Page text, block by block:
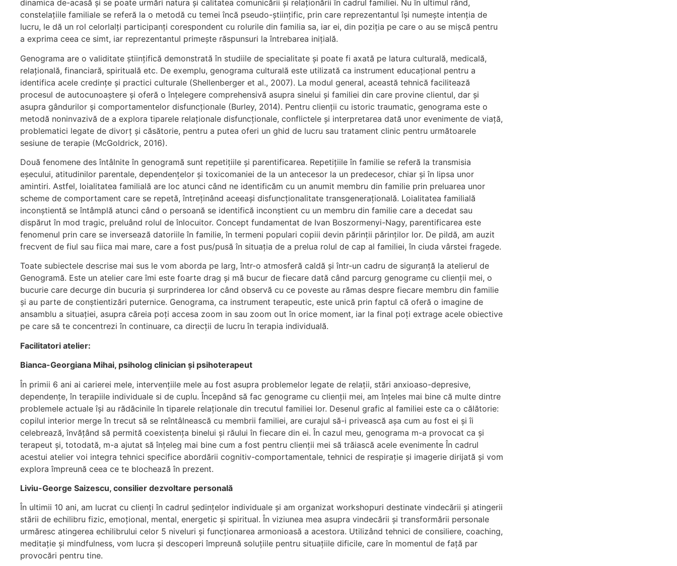
dinamica de-acasă și se poate urmări natura și calitatea comunicării și relaționării în cadrul familiei. Nu în ultimul rând,
constelațiile familiale se referă la o metodă cu temei încă pseudo-științific, prin care reprezentantul își numește intenția de
lucru, le dă un rol celorlalți participanți corespondent cu rolurile din familia sa, iar ei, din poziția pe care o au se mișcă pentru
a exprima ceea ce simt, iar reprezentantul primește răspunsuri la întrebarea inițială.
Genograma are o validitate științifică demonstrată în studiile de specialitate și poate fi axată pe latura culturală, medicală,
relațională, financiară, spirituală etc. De exemplu, genograma culturală este utilizată ca instrument educațional pentru a
identifica acele credințe și practici culturale (Shellenberger et al., 2007). La modul general, această tehnică facilitează
procesul de autocunoaștere și oferă o înțelegere comprehensivă asupra sinelui și familiei din care provine clientul, dar și
asupra gândurilor și comportamentelor disfuncționale (Burley, 2014). Pentru clienții cu istoric traumatic, genograma este o
metodă noninvazivă de a explora tiparele relaționale disfuncționale, conflictele și interpretarea dată unor evenimente de viață,
problematici legate de divorț și căsătorie, pentru a putea oferi un ghid de lucru sau tratament clinic pentru următoarele
sesiune de terapie (McGoldrick, 2016).
Două fenomene des întâlnite în genogramă sunt repetițiile și parentificarea. Repetițiile în familie se referă la transmisia
eșecului, atitudinilor parentale, dependențelor și toxicomaniei de la un antecesor la un predecesor, chiar și în lipsa unor
amintiri. Astfel, loialitatea familială are loc atunci când ne identificăm cu un anumit membru din familie prin preluarea unor
scheme de comportament care se repetă, întreținând aceeași disfuncționalitate transgenerațională. Loialitatea familială
inconștientă se întâmplă atunci când o persoană se identifică inconștient cu un membru din familie care a decedat sau
dispărut în mod tragic, preluând rolul de înlocuitor. Concept fundamentat de Ivan Boszormenyi-Nagy, parentificarea este
fenomenul prin care se inversează datoriile în familie, în termeni populari copiii devin părinții părinților lor. De pildă, am auzit
frecvent de fiul sau fiica mai mare, care a fost pus/pusă în situația de a prelua rolul de cap al familiei, în ciuda vârstei fragede.
Toate subiectele descrise mai sus le vom aborda pe larg, într-o atmosferă caldă și într-un cadru de siguranță la atelierul de
Genogramă. Este un atelier care îmi este foarte drag și mă bucur de fiecare dată când parcurg genograme cu clienții mei, o
bucurie care decurge din bucuria și surprinderea lor când observă cu ce poveste au rămas despre fiecare membru din familie
și au parte de conștientizări puternice. Genograma, ca instrument terapeutic, este unică prin faptul că oferă o imagine de
ansamblu a situației, asupra căreia poți accesa zoom in sau zoom out în orice moment, iar la final poți extrage acele obiective
pe care să te concentrezi în continuare, ca direcții de lucru în terapia individuală.
Facilitatori atelier:
Bianca-Georgiana Mihai, psiholog clinician și psihoterapeut
În primii 6 ani ai carierei mele, intervențiile mele au fost asupra problemelor legate de relații, stări anxioaso-depresive,
dependențe, în terapiile individuale si de cuplu. Începând să fac genograme cu clienții mei, am înțeles mai bine că multe dintre
problemele actuale își au rădăcinile în tiparele relaționale din trecutul familiei lor. Desenul grafic al familiei este ca o călătorie:
copilul interior merge în trecut să se reîntâlnească cu membrii familiei, are curajul să-i privească așa cum au fost ei și îi
celebrează, învățând să permită coexistența binelui și răului în fiecare din ei. În cazul meu, genograma m-a provocat ca și
terapeut și, totodată, m-a ajutat să înțeleg mai bine cum a fost pentru clienții mei să trăiască acele evenimente În cadrul
acestui atelier voi integra tehnici specifice abordării cognitiv-comportamentale, tehnici de respirație și imagerie dirijată și vom
explora împreună ceea ce te blochează în prezent.
Liviu-George Saizescu, consilier dezvoltare personală
În ultimii 10 ani, am lucrat cu clienți în cadrul ședințelor individuale și am organizat workshopuri destinate vindecării și atingerii
stării de echilibru fizic, emoțional, mental, energetic și spiritual. În viziunea mea asupra vindecării și transformării personale
urmăresc atingerea echilibrului celor 5 niveluri și funcționarea armonioasă a acestora. Utilizând tehnici de consiliere, coaching,
meditație și mindfulness, vom lucra și descoperi împreună soluțiile pentru situațiile dificile, care în momentul de față par
provocări pentru tine.